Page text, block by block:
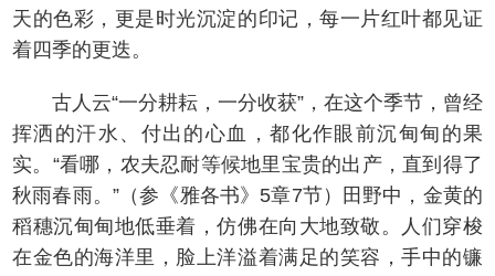
天的色彩，更是时光沉淀的印记，每一片红叶都见证
着四季的更迭。
古人云“一分耕耘，一分收获”，在这个季节，曾经
挥洒的汗水、付出的心血，都化作眼前沉甸甸的果
实。“看哪，农夫忍耐等候地里宝贵的出产，直到得了
秋雨春雨。”（参《雅各书》5章7节）田野中，金黄的
稻穗沉甸甸地低垂着，仿佛在向大地致敬。人们穿梭
在金色的海洋里，脸上洋溢着满足的笑容，手中的镰